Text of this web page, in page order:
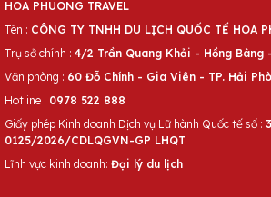
HOA PHUONG TRAVEL
Tên : CÔNG TY TNHH DU LỊCH QUỐC TẾ HOA
Trụ sở chính : 4/2 Trần Quang Khải - Hồng Bàng
Văn phòng : 60 Đỗ Chính - Gia Viên - TP. Hải
Hotline : 0978 522 888
Giấy phép Kinh doanh Dịch vụ Lữ hành Quốc tế số :
0125/2026/CDLQGVN-GP LHQT
Lĩnh vực kinh doanh: Đại lý du lịch